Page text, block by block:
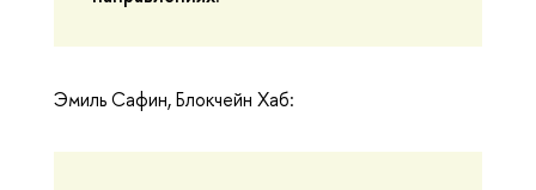
Эмиль Сафин, Блокчейн Хаб: